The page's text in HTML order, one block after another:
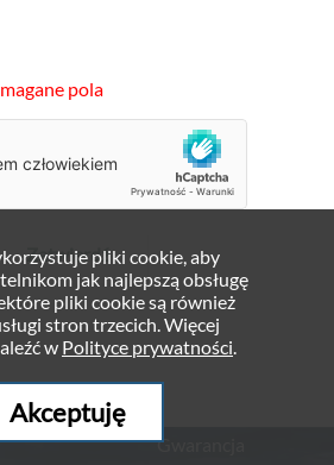
pola
Zatwierdź
Gwarancja
pliki cookie, aby
jak najlepszą obsługę
pliki cookie są również
stron trzecich. Więcej
w Polityce prywatności.
Akceptuję